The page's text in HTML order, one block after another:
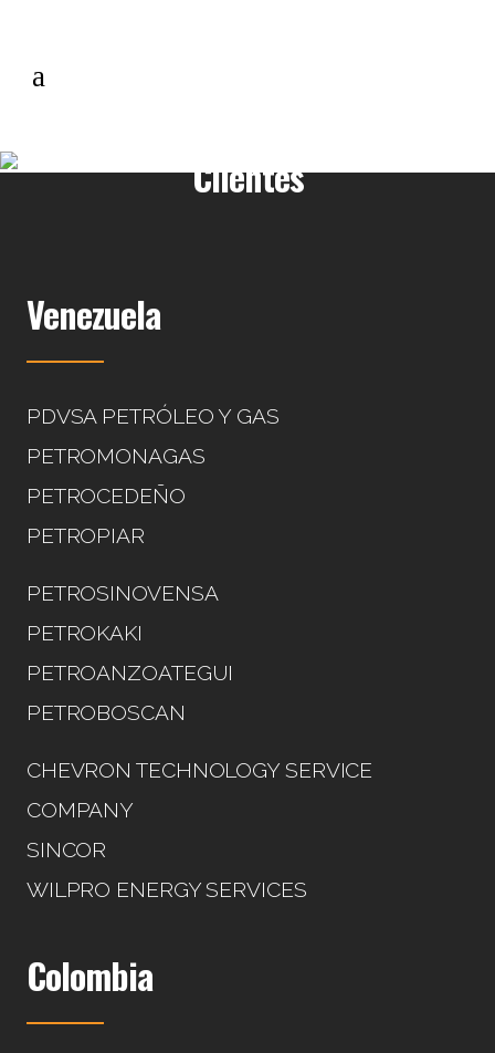
Clientes
Venezuela
PDVSA PETRÓLEO Y GAS
PETROMONAGAS
PETROCEDEÑO
PETROPIAR
PETROSINOVENSA
PETROKAKI
PETROANZOATEGUI
PETROBOSCAN
CHEVRON TECHNOLOGY SERVICE
COMPANY
SINCOR
WILPRO ENERGY SERVICES
Colombia